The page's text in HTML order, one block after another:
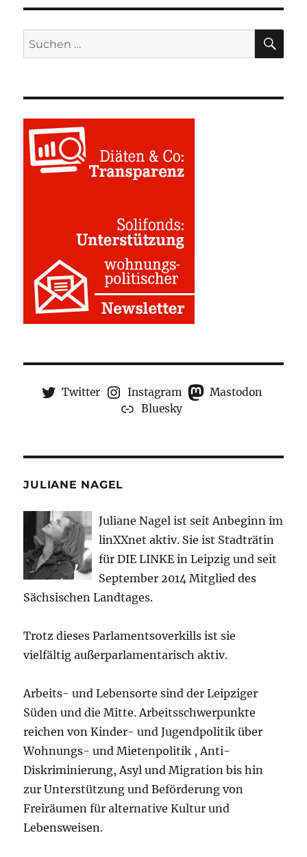
Suchen
nach:
Twitter Instagram
Mastodon
Bluesky
JULIANE NAGEL
Juliane Nagel ist seit Anbeginn im
linXXnet aktiv. Sie ist Stadträtin
für DIE LINKE in Leipzig und seit
September 2014 Mitglied des
Sächsischen Landtages.
Trotz dieses Parlamentsoverkills ist sie
vielfältig außerparlamentarisch aktiv.
Arbeits- und Lebensorte sind der Leipziger
Süden und die Mitte. Arbeitsschwerpunkte
reichen von Kinder- und Jugendpolitik über
Wohnungs- und Mietenpolitik , Anti-
Diskriminierung, Asyl und Migration bis hin
zur Unterstützung und Beförderung von
Freiräumen für alternative Kultur und
Lebensweisen.